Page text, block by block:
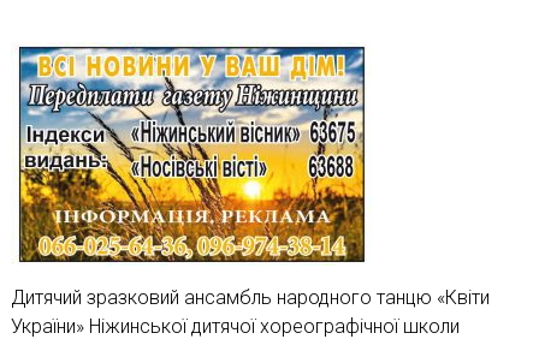
Дитячий зразковий ансамбль народного танцю «Квіти
України» Ніжинської дитячої хореографічної школи